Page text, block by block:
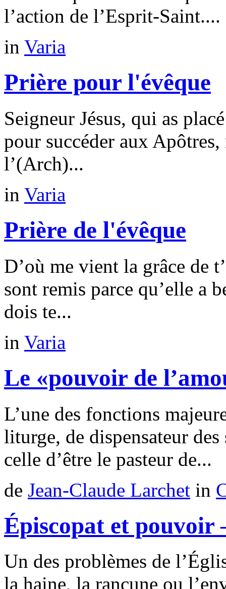
l’action de l’Esprit-Saint....
in Varia
Prière pour l'évêque
Seigneur Jésus, qui as
pour succéder aux
l’(Arch)...
in Varia
Prière de l'évêque
D’où me vient la grâce de
sont remis parce qu’elle a
dois te...
in Varia
Le «pouvoir de
L’une des fonctions
liturge, de dispensateur des
celle d’être le pasteur de...
de Jean-Claude Larchet in
Épiscopat et pouvoir
Un des problèmes de
la haine, la rancune ou